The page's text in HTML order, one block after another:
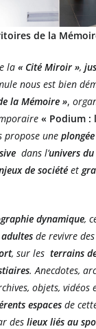
de la
la« Cité Miroir »,
nous est bien
la Mémoire »,
« Podium :
propose une plongée
dans l’univers
de sociétéet
dynamique,
de revivre des
, sur les terrains
. Anecdotes,
objets, vidéos
espacesde
des lieux liés au